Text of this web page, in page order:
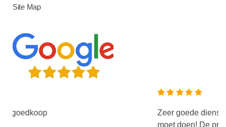
Site Map
Zeer goede dienstverlening en het product
moet doen! De prijzen zijn zeer laag terwijl